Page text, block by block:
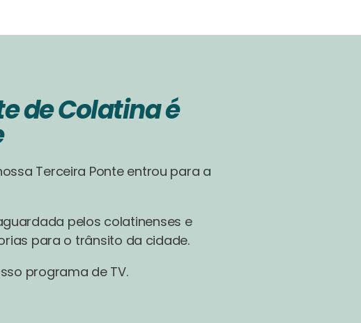
de Colatina é
Terceira Ponte entrou para a
pelos colatinenses e
para o trânsito da cidade.
programa de TV.